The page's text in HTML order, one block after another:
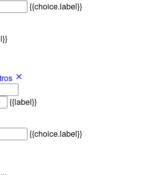
{{choice.label}}
{{label}}
{{choice.label}}